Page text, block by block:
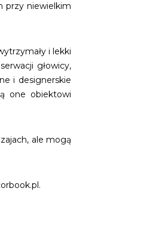
przy niewielkim
i lekki
głowicy,
i designerskie
one obiektowi
ale mogą